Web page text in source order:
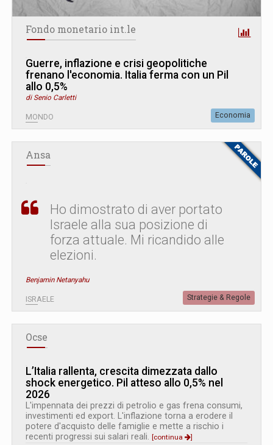
Fondo monetario int.le
Guerre, inflazione e crisi geopolitiche
frenano l'economia. Italia ferma con un Pil
allo 0,5%
di Senio Carletti
MONDO Economia
Ansa
Ho dimostrato di aver portato
Israele alla sua posizione di
forza attuale. Mi ricandido alle
elezioni.
Benjamin Netanyahu
ISRAELE Strategie & Regole
Ocse
L’Italia rallenta, crescita dimezzata dallo
shock energetico. Pil atteso allo 0,5% nel
2026
L'impennata dei prezzi di petrolio e gas frena consumi,
investimenti ed export. L'inflazione torna a erodere il
potere d'acquisto delle famiglie e mette a rischio i
recenti progressi sui salari reali. [continua ]